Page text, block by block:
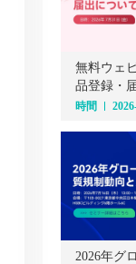
無料ウェ
品登録・
日）
時間
2026年グ